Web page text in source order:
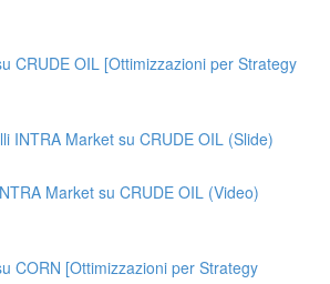
CRUDE OIL [Ottimizzazioni per Strategy
INTRA Market su CRUDE OIL (Slide)
Market su CRUDE OIL (Video)
CORN [Ottimizzazioni per Strategy